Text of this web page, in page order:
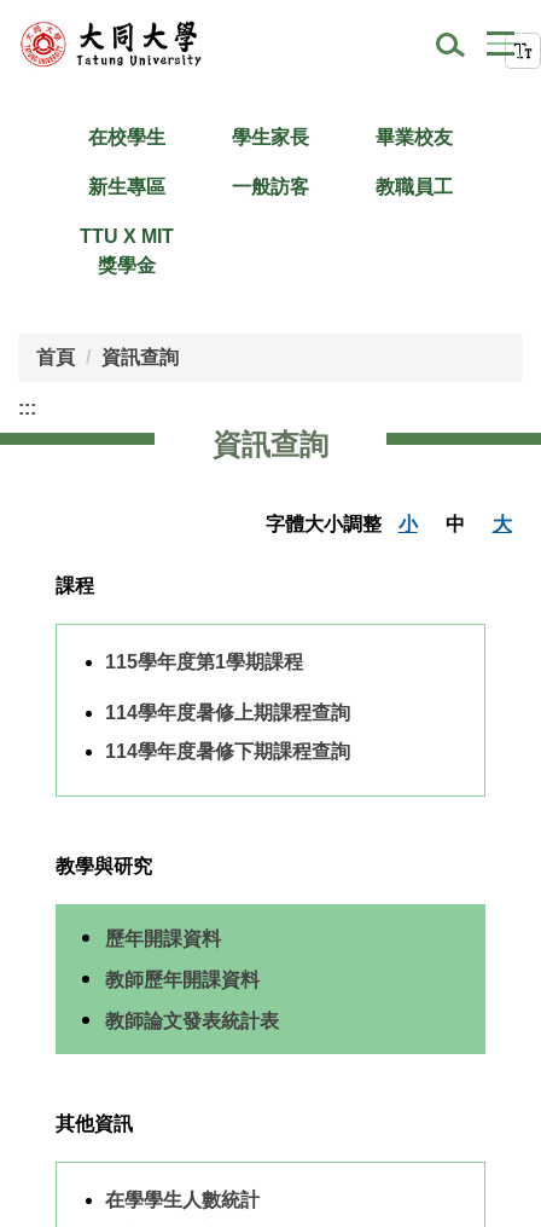
到
在校學生 學生家長 畢業校友
新生專區 一般訪客 教職員工
TTU X MIT
獎學金
首頁 資訊查詢
:::
資訊查詢
字體大小調整 小 中 大
課程
115學年度第1學期課程
114學年度暑修上期課程查詢
114學年度暑修下期課程查詢
教學與研究
歷年開課資料
教師歷年開課資料
教師論文發表統計表
其他資訊
在學學生人數統計